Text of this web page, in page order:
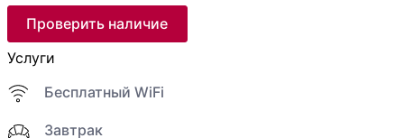
Проверить наличие
Услуги
Бесплатный WiFi
Завтрак